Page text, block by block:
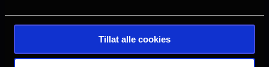
Tillat alle cookies
United International Pictures